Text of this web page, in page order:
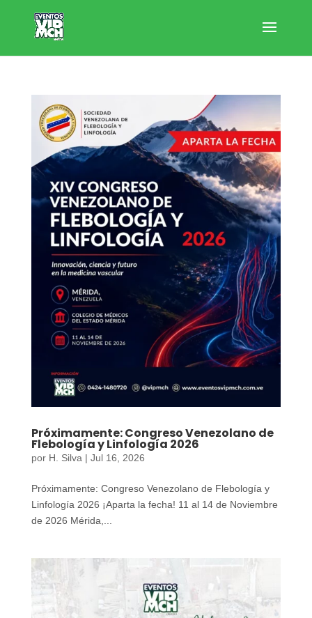
Próximamente: Congreso Venezolano de
Flebología y Linfología 2026
por H. Silva | Jul 16, 2026
Próximamente: Congreso Venezolano de Flebología y
Linfología 2026 ¡Aparta la fecha! 11 al 14 de Noviembre
de 2026 Mérida,...